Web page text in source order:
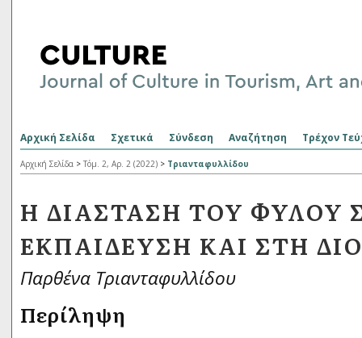
Αρχική Σελίδα Σχετικά Σύνδεση Αναζήτηση Τρέχον
Αρχική Σελίδα > Τόμ. 2, Αρ. 2 (2022) > Τριανταφυλλίδου
Η ΔΙΆΣΤΑΣΗ ΤΟΥ ΦΎΛΟΥ
ΕΚΠΑΊΔΕΥΣΗ ΚΑΙ ΣΤΗ
Παρθένα Τριανταφυλλίδου
Περίληψη